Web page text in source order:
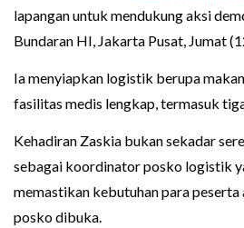
lapangan untuk mendukung aksi
Bundaran HI, Jakarta Pusat, Jumat
Ia menyiapkan logistik berupa
fasilitas medis lengkap, termasuk
Kehadiran Zaskia bukan sekadar
sebagai koordinator posko logistik
memastikan kebutuhan para peserta
posko dibuka.